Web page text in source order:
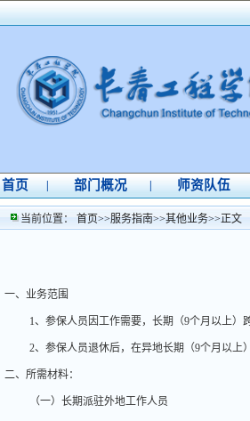
首页 部门概况 师资队伍
当前位置： 首页>>服务指南>>其他业务>>正文
一、业务范围
1、参保人员因工作需要，长期（9个月以上）
2、参保人员退休后，在异地长期（9个月以上
二、所需材料：
（一）长期派驻外地工作人员